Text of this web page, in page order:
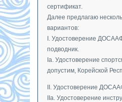
сертификат.
Далее предлагаю
вариантов:
I. Удостоверение
подводник.
Iа. Удостоверение
допустим, Корейской
II. Удостоверение
IIа. Удостоверение